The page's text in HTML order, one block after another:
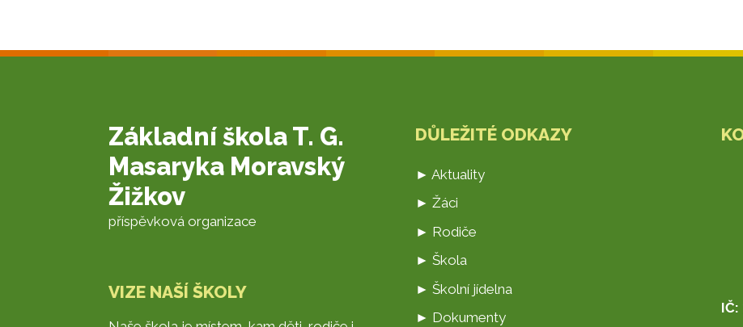
Základní škola T. G.
Masaryka Moravský
Žižkov
příspěvková organizace
VIZE NAŠÍ ŠKOLY
DŮLEŽITÉ ODKAZY
► Aktuality
► Žáci
► Rodiče
► Škola
► Školní jídelna
► Dokumenty
IČ: